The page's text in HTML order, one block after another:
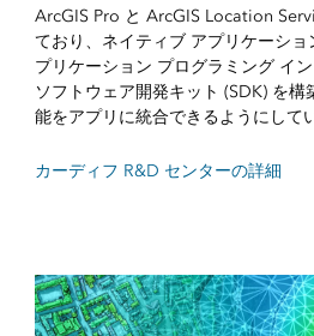
ArcGIS Pro と ArcGIS Location
ており、ネイティブ アプリケーシ
プリケーション プログラミング イ
ソフトウェア開発キット (SDK) を構
能をアプリに統合できるようにして
カーディフ R&D センターの詳細